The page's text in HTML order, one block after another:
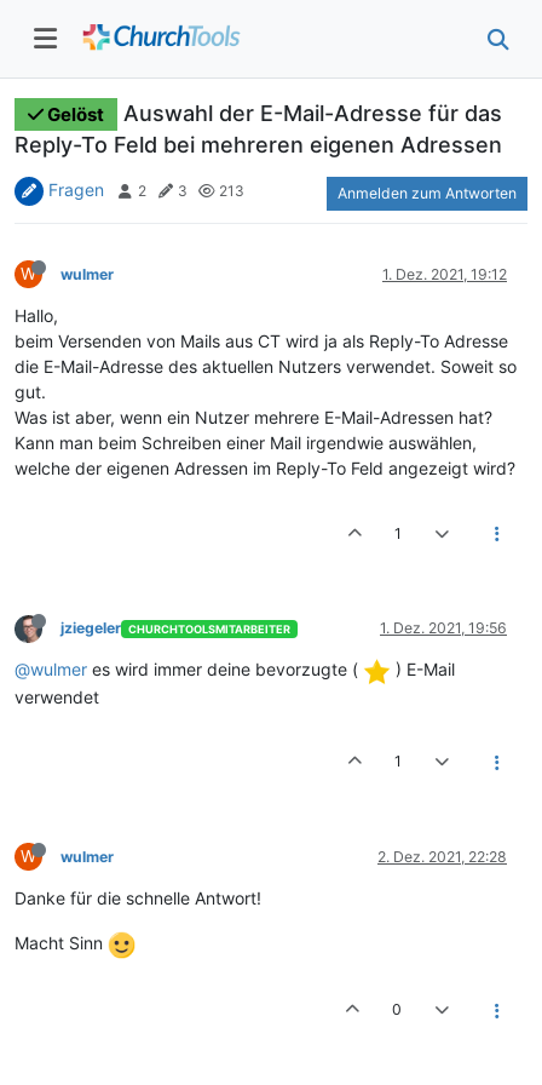
Gelöst
Auswahl der E-Mail-Adresse für das
Reply-To Feld bei mehreren eigenen Adressen
Fragen 2 3 213 Anmelden zum Antworten
W wulmer 1. Dez. 2021, 19:12
Hallo,
beim Versenden von Mails aus CT wird ja als Reply-To Adresse
die E-Mail-Adresse des aktuellen Nutzers verwendet. Soweit so
gut.
Was ist aber, wenn ein Nutzer mehrere E-Mail-Adressen hat?
Kann man beim Schreiben einer Mail irgendwie auswählen,
welche der eigenen Adressen im Reply-To Feld angezeigt wird?
1
jziegeler CHURCHTOOLSMITARBEITER 1. Dez. 2021, 19:56
@wulmer es wird immer deine bevorzugte (
) E-Mail
verwendet
1
W wulmer 2. Dez. 2021, 22:28
Danke für die schnelle Antwort!
Macht Sinn
0